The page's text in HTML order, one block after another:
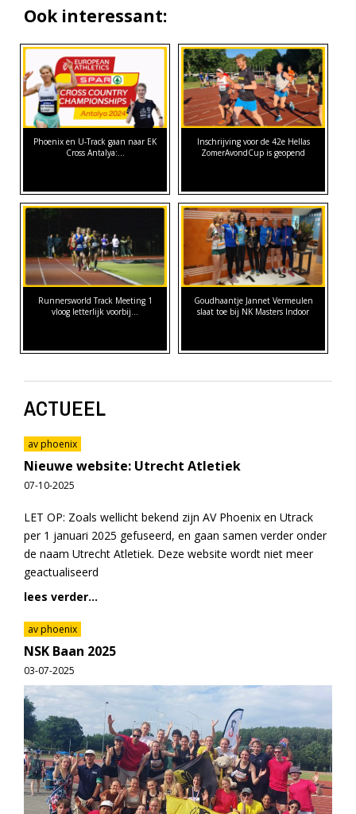
Ook interessant:
Phoenix en U-Track gaan naar EK
Cross Antalya:…
Inschrijving voor de 42e Hellas
ZomerAvondCup is geopend
Runnersworld Track Meeting 1
vloog letterlijk voorbij...
Goudhaantje Jannet Vermeulen
slaat toe bij NK Masters Indoor
ACTUEEL
av phoenix
Nieuwe website: Utrecht Atletiek
07-10-2025
LET OP: Zoals wellicht bekend zijn AV Phoenix en Utrack
per 1 januari 2025 gefuseerd, en gaan samen verder onder
de naam Utrecht Atletiek. Deze website wordt niet meer
geactualiseerd
lees verder...
av phoenix
NSK Baan 2025
03-07-2025